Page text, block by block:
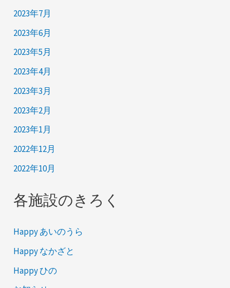
2023年7月
2023年6月
2023年5月
2023年4月
2023年3月
2023年2月
2023年1月
2022年12月
2022年10月
各施設のきろく
Happy あいのうら
Happy なかざと
Happy ひの